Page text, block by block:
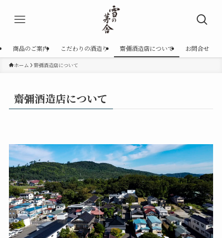
商品のご案内 こだわりの酒造り 齋彌酒造店について お問合せ
ホーム 齋彌酒造店について
齋彌酒造店について